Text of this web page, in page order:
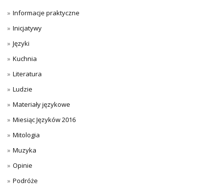
Informacje praktyczne
Inicjatywy
Języki
Kuchnia
Literatura
Ludzie
Materiały językowe
Miesiąc Języków 2016
Mitologia
Muzyka
Opinie
Podróże